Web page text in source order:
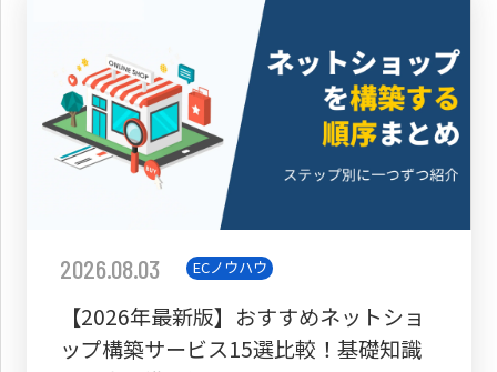
2026.08.03 ECノウハウ
【2026年最新版】おすすめネットショ
ップ構築サービス15選比較！基礎知識